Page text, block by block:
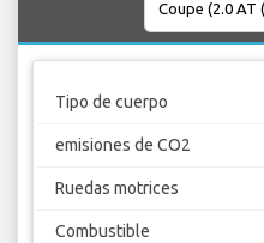
Tipo de cuerpo
emisiones de CO2
Ruedas motrices
Combustible